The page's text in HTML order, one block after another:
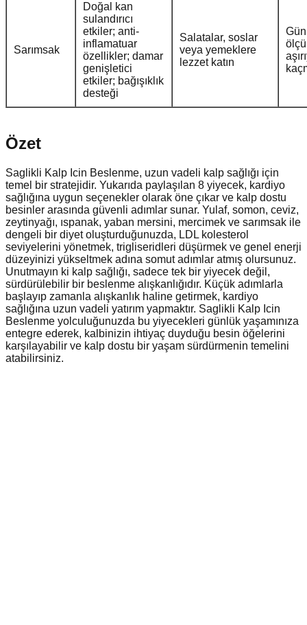
Sarımsak
Doğal kan
sulandırıcı
etkiler; anti-
inflamatuar
özellikler; damar
genişletici
etkiler; bağışıklık
desteği
Salatalar, soslar
veya yemeklere
lezzet katın
Özet
Saglikli Kalp Icin Beslenme, uzun vadeli kalp sağlığı için
temel bir stratejidir. Yukarıda paylaşılan 8 yiyecek, kardiyo
sağlığına uygun seçenekler olarak öne çıkar ve kalp dostu
besinler arasında güvenli adımlar sunar. Yulaf, somon, ceviz,
zeytinyağı, ıspanak, yaban mersini, mercimek ve sarımsak ile
dengeli bir diyet oluşturduğunuzda, LDL kolesterol
seviyelerini yönetmek, trigliseridleri düşürmek ve genel enerji
düzeyinizi yükseltmek adına somut adımlar atmış olursunuz.
Unutmayın ki kalp sağlığı, sadece tek bir yiyecek değil,
sürdürülebilir bir beslenme alışkanlığıdır. Küçük adımlarla
başlayıp zamanla alışkanlık haline getirmek, kardiyo
sağlığına uzun vadeli yatırım yapmaktır. Saglikli Kalp Icin
Beslenme yolculuğunuzda bu yiyecekleri günlük yaşamınıza
entegre ederek, kalbinizin ihtiyaç duyduğu besin öğelerini
karşılayabilir ve kalp dostu bir yaşam sürdürmenin temelini
atabilirsiniz.